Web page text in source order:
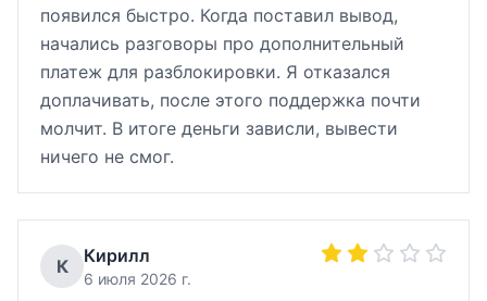
появился быстро. Когда поставил вывод,
начались разговоры про дополнительный
платеж для разблокировки. Я отказался
доплачивать, после этого поддержка почти
молчит. В итоге деньги зависли, вывести
ничего не смог.
К Кирилл
6 июля 2026 г.